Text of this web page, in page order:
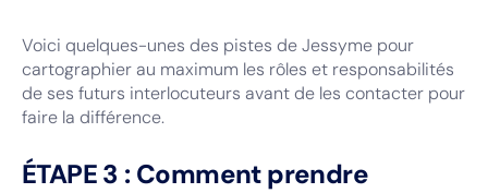
Voici quelques-unes des pistes de Jessyme pour
cartographier au maximum les rôles et responsabilités
de ses futurs interlocuteurs avant de les contacter pour
faire la différence.
ÉTAPE 3 : Comment prendre